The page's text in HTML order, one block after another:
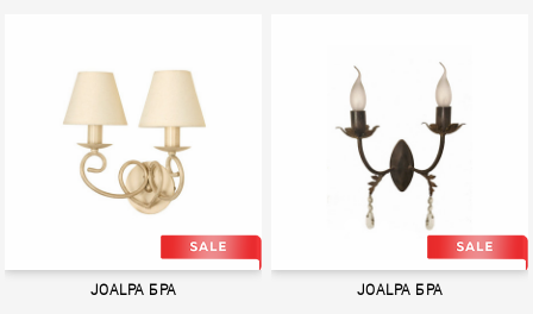
Vernisa Ema
JOALPA БРА JOALPA БРА